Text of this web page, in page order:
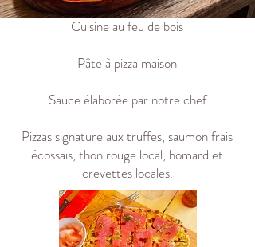
Cuisine au feu de bois
Pâte à pizza maison
Sauce élaborée par notre chef
Pizzas signature aux truffes, saumon frais
écossais, thon rouge local, homard et
crevettes locales.